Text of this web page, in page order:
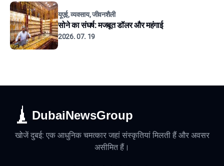
यूएई, व्यवसाय, जीवनशैली
सोने का संघर्ष: मजबूत डॉलर और महंगाई
2026. 07. 19
DubaiNewsGroup
खोजें दुबई: एक आधुनिक चमत्कार जहां संस्कृतियां मिलती हैं और अवसर
असीमित हैं।